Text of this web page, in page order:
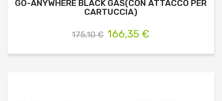
GO-ANYWHERE BLACK GAS(CON ATTACCO PER
CARTUCCIA)
175,10 € 166,35 €